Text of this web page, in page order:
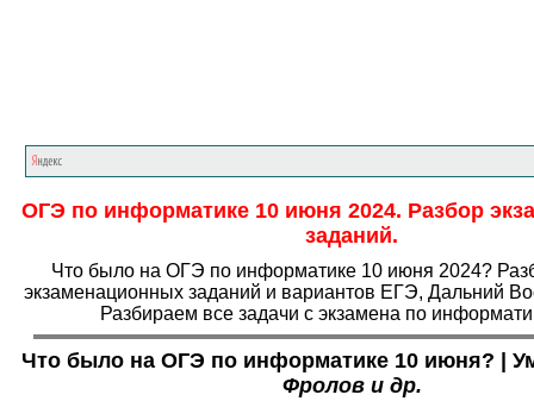
ОГЭ по информатике 10 июня 2024. Разбор
заданий.
Что было на ОГЭ по информатике 10 июня 2024?
экзаменационных заданий и вариантов ЕГЭ, Дальний
Разбираем все задачи с экзамена по
Что было на ОГЭ по информатике 10 июня? |
Фролов и др.